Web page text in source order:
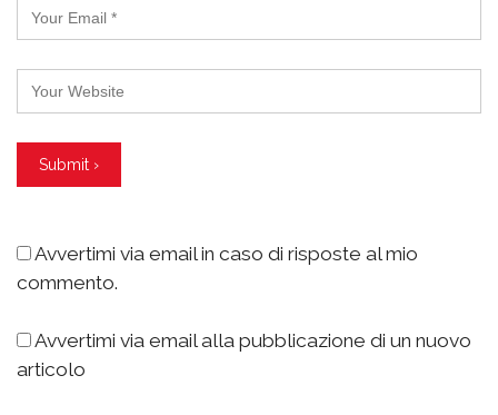
Avvertimi via email in caso di risposte al mio
commento.
Avvertimi via email alla pubblicazione di un nuovo
articolo